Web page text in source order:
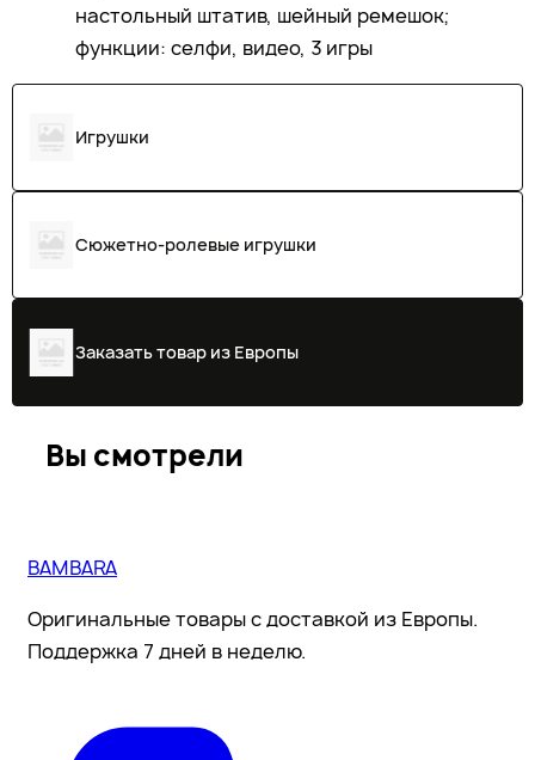
настольный штатив, шейный ремешок;
функции: селфи, видео, 3 игры
Игрушки
Сюжетно-ролевые игрушки
Заказать товар из Европы
Вы смотрели
BAMBARA
Оригинальные товары с доставкой из Европы.
Поддержка 7 дней в неделю.